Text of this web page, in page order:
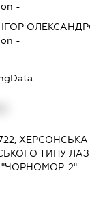
-
-
ТИПУ
"ЧОРНОМОР-2"